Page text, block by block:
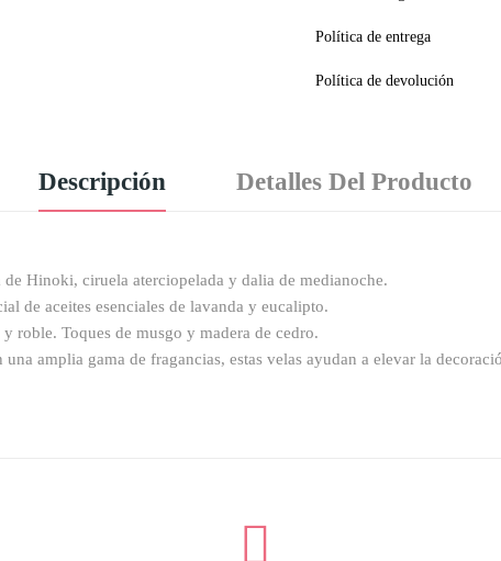
Política de entrega
Política de devolución
Descripción Detalles Del Producto
Hinoki, ciruela aterciopelada y dalia de medianoche.
de aceites esenciales de lavanda y eucalipto.
roble. Toques de musgo y madera de cedro.
amplia gama de fragancias, estas velas ayudan a elevar la